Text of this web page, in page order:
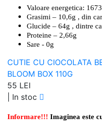
Valoare energetica:
Grasimi – 10,6g , din
Glucide – 64g , dintre
Proteine – 2,66g
Sare - 0g
CUTIE CU CIOCOLATA
BLOOM BOX 110G
55 LEI
In stoc
Informare!!! Imaginea este